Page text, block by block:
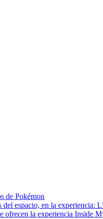
de Pokémon
del espacio, en la experiencia:
ofrecen la experiencia Inside